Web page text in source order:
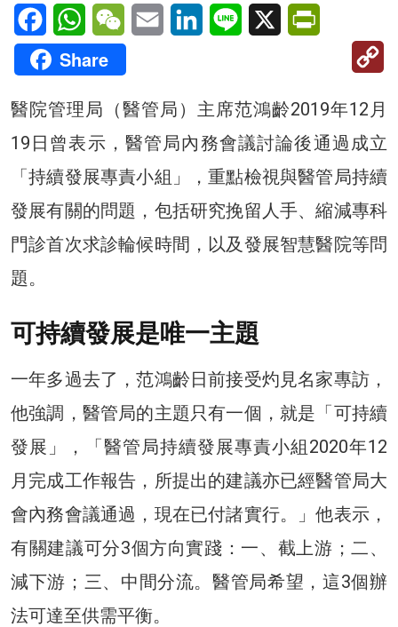
FacebookWhatsAppWeChatEmail LinkedInLine X
Share
醫院管理局（醫管局）主席范鴻齡2019年12月
19日曾表示，醫管局內務會議討論後通過成立
「持續發展專責小組」，重點檢視與醫管局持續
發展有關的問題，包括研究挽留人手、縮減專科
門診首次求診輪候時間，以及發展智慧醫院等問
題。
可持續發展是唯一主題
一年多過去了，范鴻齡日前接受灼見名家專訪，
他強調，醫管局的主題只有一個，就是「可持續
發展」，「醫管局持續發展專責小組2020年12
月完成工作報告，所提出的建議亦已經醫管局大
會內務會議通過，現在已付諸實行。」他表示，
有關建議可分3個方向實踐：一、截上游；二、
減下游；三、中間分流。醫管局希望，這3個辦
法可達至供需平衡。